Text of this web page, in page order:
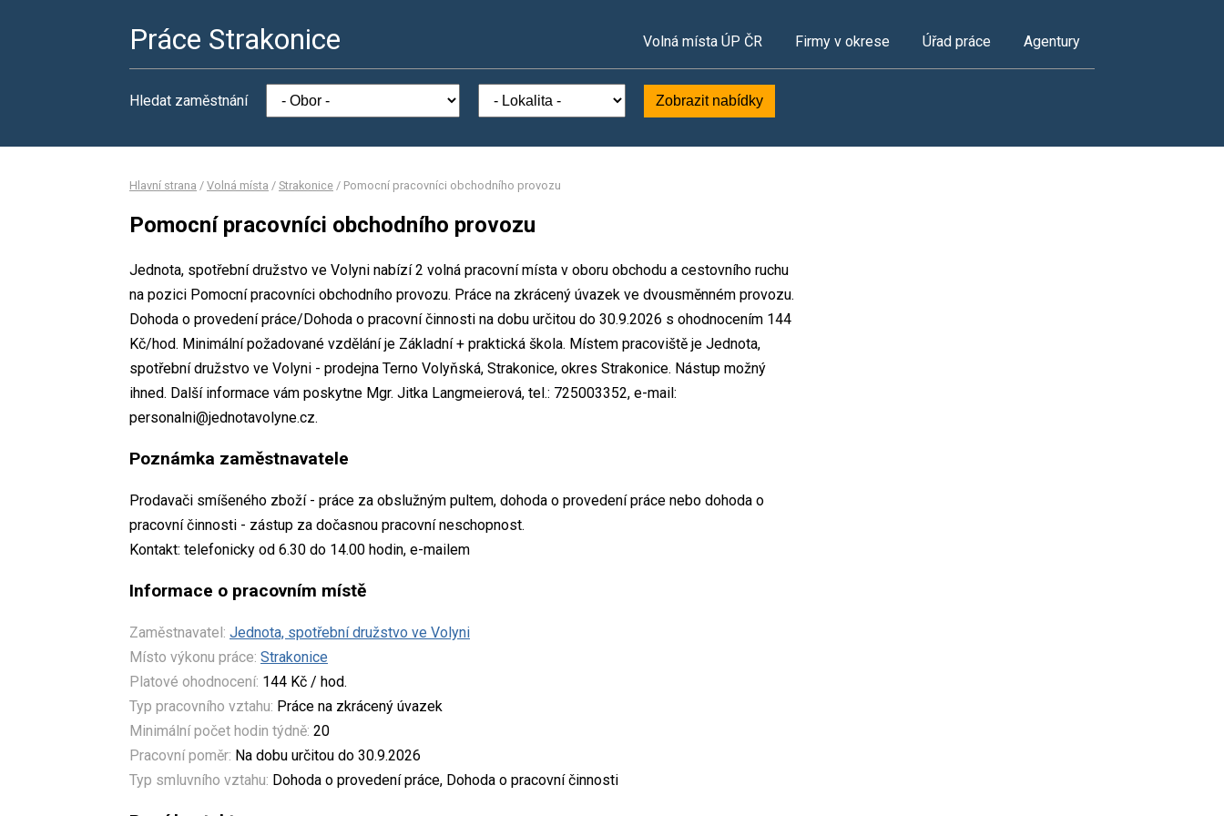
Práce Strakonice Volná místa ÚP ČR Firmy v okrese Úřad práce Agentury
Hledat zaměstnání Zobrazit nabídky
Hlavní strana / Volná místa / Strakonice / Pomocní pracovníci obchodního provozu
Pomocní pracovníci obchodního provozu
Jednota, spotřební družstvo ve Volyni nabízí 2 volná pracovní místa v oboru obchodu a cestovního ruchu
na pozici Pomocní pracovníci obchodního provozu. Práce na zkrácený úvazek ve dvousměnném provozu.
Dohoda o provedení práce/Dohoda o pracovní činnosti na dobu určitou do 30.9.2026 s ohodnocením 144
Kč/hod. Minimální požadované vzdělání je Základní + praktická škola. Místem pracoviště je Jednota,
spotřební družstvo ve Volyni - prodejna Terno Volyňská, Strakonice, okres Strakonice. Nástup možný
ihned. Další informace vám poskytne Mgr. Jitka Langmeierová, tel.: 725003352, e-mail:
personalni@jednotavolyne.cz.
Poznámka zaměstnavatele
Prodavači smíšeného zboží - práce za obslužným pultem, dohoda o provedení práce nebo dohoda o
pracovní činnosti - zástup za dočasnou pracovní neschopnost.
Kontakt: telefonicky od 6.30 do 14.00 hodin, e-mailem
Informace o pracovním místě
Zaměstnavatel: Jednota, spotřební družstvo ve Volyni
Místo výkonu práce: Strakonice
Platové ohodnocení: 144 Kč / hod.
Typ pracovního vztahu: Práce na zkrácený úvazek
Minimální počet hodin týdně: 20
Pracovní poměr: Na dobu určitou do 30.9.2026
Typ smluvního vztahu: Dohoda o provedení práce, Dohoda o pracovní činnosti